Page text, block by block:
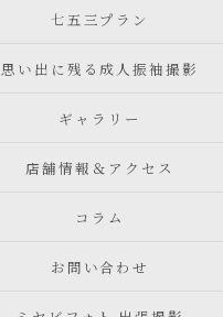
七五三プラン
思い出に残る成人振袖撮影
ギャラリー
店舗情報＆アクセス
コラム
お問い合わせ